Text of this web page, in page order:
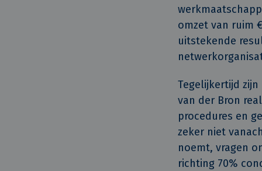
omzet van ruim
uitstekende
Tegelijkertijd
van der Bron
procedures en
zeker niet
noemt, vragen
richting 70%